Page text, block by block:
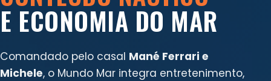
E ECONOMIA DO MAR
Comandado pelo casal Mané Ferrari e
Michele, o Mundo Mar integra entretenimento,